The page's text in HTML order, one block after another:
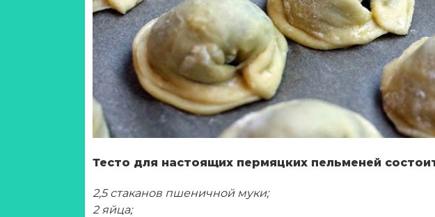
Тесто для настоящих пермяцких пельменей
2,5 стаканов пшеничной муки;
2 яйца;